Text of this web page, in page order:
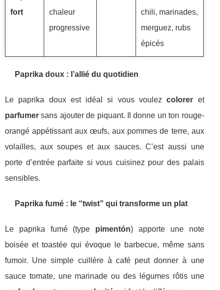
fort
chaleur
progressive
chili, marinades,
merguez, rubs
épicés
Paprika doux : l’allié du quotidien
Le paprika doux est idéal si vous voulezcolorer et
parfumer sans ajouter de piquant. Il donne un ton rouge-
orangé appétissant aux œufs, aux pommes de terre, aux
volailles, aux soupes et aux sauces. C’est aussi une
porte d’entrée parfaite si vous cuisinez pour des palais
sensibles.
Paprika fumé : le “twist” qui transforme un plat
Le paprika fumé (type pimentón) apporte une note
boisée et toastée qui évoque le barbecue, même sans
fumoir. Une simple cuillère à café peut donner à une
sauce tomate, une marinade ou des légumes rôtis une